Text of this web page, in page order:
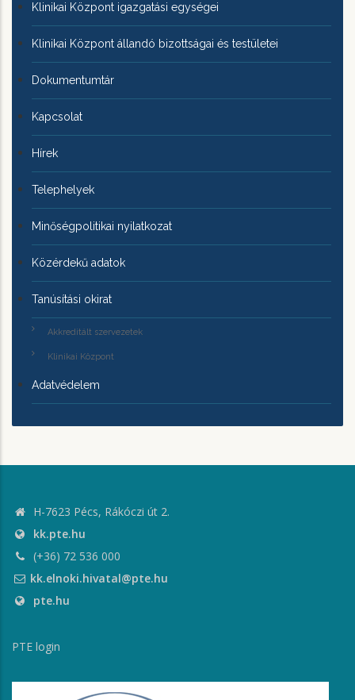
Klinikai Központ igazgatási egységei
Klinikai Központ állandó bizottságai és testületei
Dokumentumtár
Kapcsolat
Hírek
Telephelyek
Minőségpolitikai nyilatkozat
Közérdekű adatok
Tanúsítási okirat
Akkreditált szervezetek
Klinikai Központ
Adatvédelem
H-7623 Pécs, Rákóczi út 2.
kk.pte.hu
(+36) 72 536 000
kk.elnoki.hivatal@pte.hu
pte.hu
PTE login